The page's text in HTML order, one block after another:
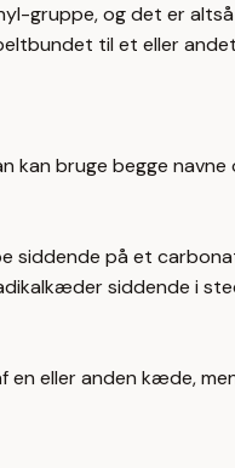
gruppe, og det er
til et eller
bruge begge
siddende på et
siddende i
eller anden kæde,